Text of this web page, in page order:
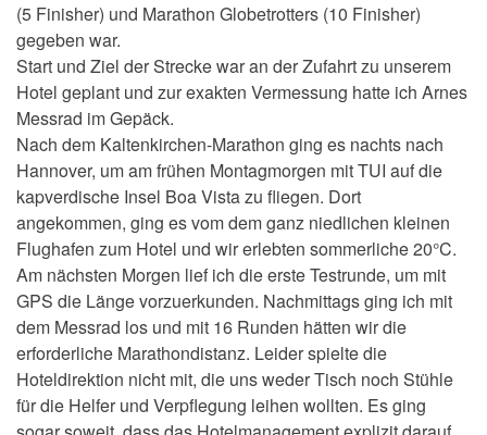
(5 Finisher) und Marathon Globetrotters (10 Finisher)
gegeben war.
Start und Ziel der Strecke war an der Zufahrt zu unserem
Hotel geplant und zur exakten Vermessung hatte ich Arnes
Messrad im Gepäck.
Nach dem Kaltenkirchen-Marathon ging es nachts nach
Hannover, um am frühen Montagmorgen mit TUI auf die
kapverdische Insel Boa Vista zu fliegen. Dort
angekommen, ging es vom dem ganz niedlichen kleinen
Flughafen zum Hotel und wir erlebten sommerliche 20°C.
Am nächsten Morgen lief ich die erste Testrunde, um mit
GPS die Länge vorzuerkunden. Nachmittags ging ich mit
dem Messrad los und mit 16 Runden hätten wir die
erforderliche Marathondistanz. Leider spielte die
Hoteldirektion nicht mit, die uns weder Tisch noch Stühle
für die Helfer und Verpflegung leihen wollten. Es ging